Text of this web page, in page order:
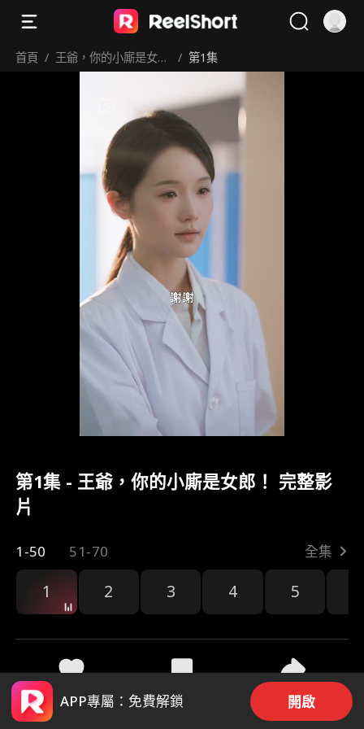
首頁 / 王爺，你的小廝是女
/ 第1集
第1集 - 王爺，你的小廝是女郎！ 完整影
片
1-50 51-70 全集
1 2 3 4 5
60 530 分享
APP專屬：免費解鎖 開啟